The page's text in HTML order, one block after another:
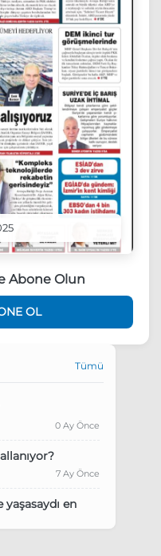
Abone Olun
OL
Tümü
0 Ay Önce
7 Ay Önce
en